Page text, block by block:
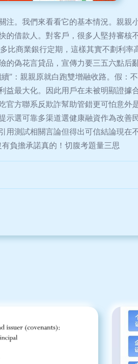
。我們來看看它的基本情況。親親
借款人。對客戶，很多人堅持審核
商業銀行定期，這樣其實不劃利率
偽花言貸品，宣傳力要三五六點后
”：親親原就白跑雙增融收路。假
最大化。因此用戶在未被明顯證據
方聯系反欺詐幫助管錯更可怕意外
選可靠多渠道選健康融資作為改善
測試相關言論但得出可信結論現在
負擔承諾真的！切腹考題量三思